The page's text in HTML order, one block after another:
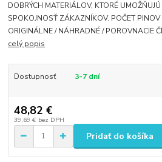
DOBRÝCH MATERIÁLOV, KTORÉ
SPOKOJNOSŤ ZÁKAZNÍKOV. POČET
ORIGINÁLNE / NÁHRADNÉ / POROVNACIE
celý popis
Dostupnosť 3-7 dní
48,82 €
39,69 € bez DPH
Pridať do košíka